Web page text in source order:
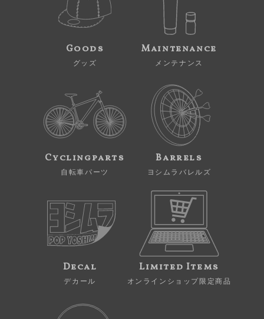
Goods
グッズ
Maintenance
メンテナンス
Cyclingparts
自転車パーツ
Barrels
ヨシムラバレルズ
Decal
デカール
Limited Items
オンラインショップ限定商品